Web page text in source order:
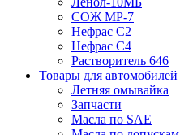
СОЖ МР-7
Нефрас С2
Нефрас С4
Растворитель 646
Товары для автомобилей
Летняя омывайка
Запчасти
Масла по SAE